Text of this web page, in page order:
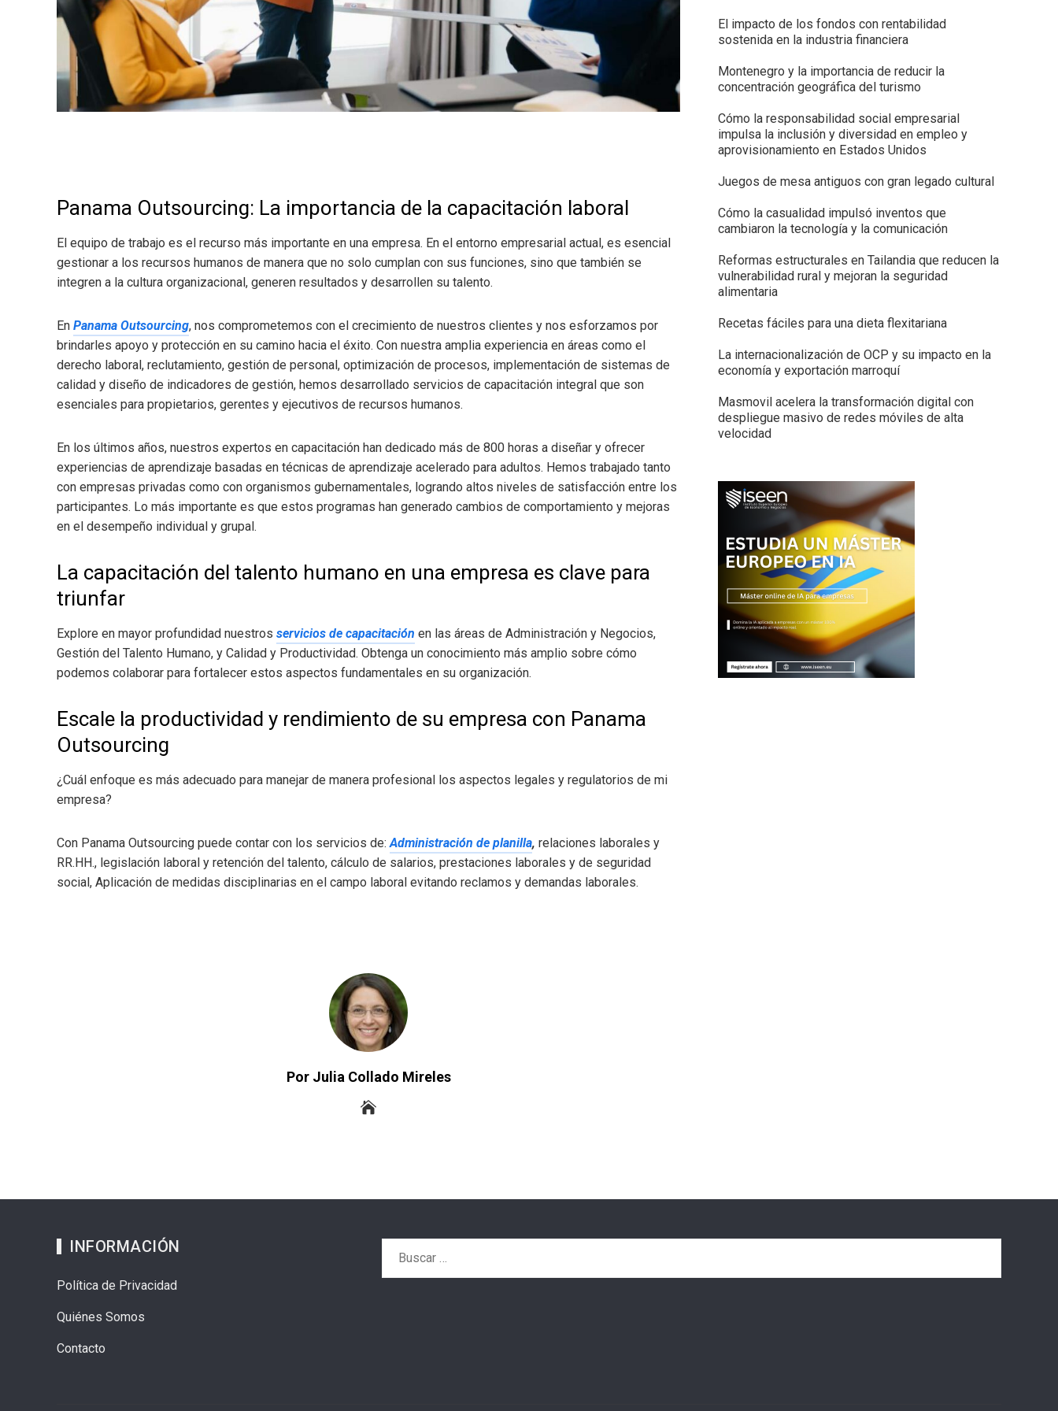
Panama Outsourcing: La importancia de la capacitación laboral
El equipo de trabajo es el recurso más importante en una empresa. En el entorno empresarial actual, es esencial
gestionar a los recursos humanos de manera que no solo cumplan con sus funciones, sino que también se
integren a la cultura organizacional, generen resultados y desarrollen su talento.
En Panama Outsourcing, nos comprometemos con el crecimiento de nuestros clientes y nos esforzamos por
brindarles apoyo y protección en su camino hacia el éxito. Con nuestra amplia experiencia en áreas como el
derecho laboral, reclutamiento, gestión de personal, optimización de procesos, implementación de sistemas de
calidad y diseño de indicadores de gestión, hemos desarrollado servicios de capacitación integral que son
esenciales para propietarios, gerentes y ejecutivos de recursos humanos.
En los últimos años, nuestros expertos en capacitación han dedicado más de 800 horas a diseñar y ofrecer
experiencias de aprendizaje basadas en técnicas de aprendizaje acelerado para adultos. Hemos trabajado tanto
con empresas privadas como con organismos gubernamentales, logrando altos niveles de satisfacción entre los
participantes. Lo más importante es que estos programas han generado cambios de comportamiento y mejoras
en el desempeño individual y grupal.
La capacitación del talento humano en una empresa es clave para
triunfar
Explore en mayor profundidad nuestros servicios de capacitación en las áreas de Administración y Negocios,
Gestión del Talento Humano, y Calidad y Productividad. Obtenga un conocimiento más amplio sobre cómo
podemos colaborar para fortalecer estos aspectos fundamentales en su organización.
Escale la productividad y rendimiento de su empresa con Panama
Outsourcing
¿Cuál enfoque es más adecuado para manejar de manera profesional los aspectos legales y regulatorios de mi
empresa?
Con Panama Outsourcing puede contar con los servicios de: Administración de planilla, relaciones laborales y
RR.HH., legislación laboral y retención del talento, cálculo de salarios, prestaciones laborales y de seguridad
social, Aplicación de medidas disciplinarias en el campo laboral evitando reclamos y demandas laborales.
Por Julia Collado Mireles
El impacto de los fondos con rentabilidad
sostenida en la industria financiera
Montenegro y la importancia de reducir la
concentración geográfica del turismo
Cómo la responsabilidad social empresarial
impulsa la inclusión y diversidad en empleo y
aprovisionamiento en Estados Unidos
Juegos de mesa antiguos con gran legado cultural
Cómo la casualidad impulsó inventos que
cambiaron la tecnología y la comunicación
Reformas estructurales en Tailandia que reducen la
vulnerabilidad rural y mejoran la seguridad
alimentaria
Recetas fáciles para una dieta flexitariana
La internacionalización de OCP y su impacto en la
economía y exportación marroquí
Masmovil acelera la transformación digital con
despliegue masivo de redes móviles de alta
velocidad
INFORMACIÓN
Política de Privacidad
Quiénes Somos
Contacto